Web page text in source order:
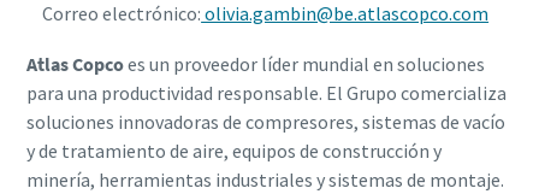
Correo electrónico: olivia.gambin@be.atlascopco.com
Atlas Copcoes un proveedor líder mundial en soluciones
para una productividad responsable. El Grupo comercializa
soluciones innovadoras de compresores, sistemas de vacío
y de tratamiento de aire, equipos de construcción y
minería, herramientas industriales y sistemas de montaje.